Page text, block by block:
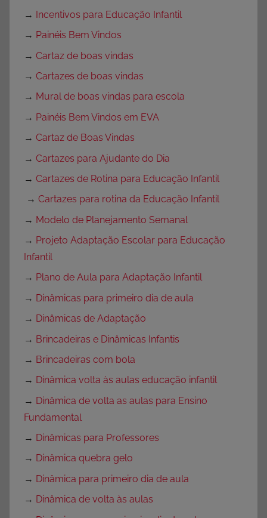
→ Incentivos para Educação Infantil
→ Painéis Bem Vindos
→ Cartaz de boas vindas
→ Cartazes de boas vindas
→ Mural de boas vindas para escola
→ Painéis Bem Vindos em EVA
→ Cartaz de Boas Vindas
→ Cartazes para Ajudante do Dia
→ Cartazes de Rotina para Educação Infantil
→ Cartazes para rotina da Educação Infantil
→ Modelo de Planejamento Semanal
→ Projeto Adaptação Escolar para Educação
Infantil
→ Plano de Aula para Adaptação Infantil
→ Dinâmicas para primeiro dia de aula
→ Dinâmicas de Adaptação
→ Brincadeiras e Dinâmicas Infantis
→ Brincadeiras com bola
→ Dinâmica volta às aulas educação infantil
→ Dinâmica de volta as aulas para Ensino
Fundamental
→ Dinâmicas para Professores
→ Dinâmica quebra gelo
→ Dinâmica para primeiro dia de aula
→ Dinâmica de volta às aulas